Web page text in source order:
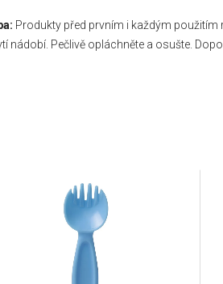
Produkty před prvním i každým použitím
nádobí. Pečlivě opláchněte a osušte.